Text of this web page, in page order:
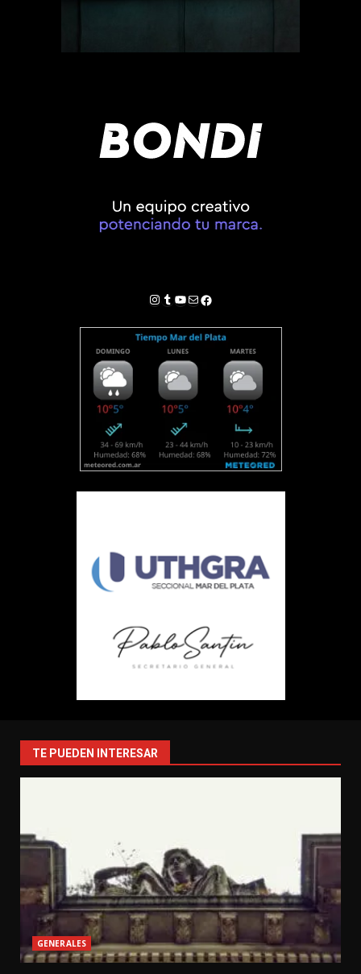
Instagram
Tumblr
YouTube
Correo electrónico
Facebook
TE PUEDEN INTERESAR
GENERALES